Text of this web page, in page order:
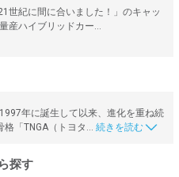
世紀に間に合いました！」のキャッ
産ハイブリッドカー…
年に誕生して以来、進化を重ね続
「TNGA（トヨタ…
探す